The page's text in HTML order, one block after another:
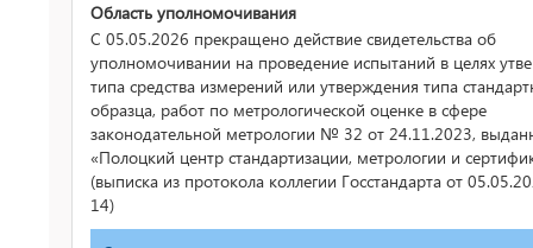
Область уполномочивания
С 05.05.2026 прекращено действие свидетельства об
уполномочивании на проведение испытаний в целях
типа средства измерений или утверждения типа
образца, работ по метрологической оценке в сфере
законодательной метрологии № 32 от 24.11.2023,
«Полоцкий центр стандартизации, метрологии и
(выписка из протокола коллегии Госстандарта от
14)